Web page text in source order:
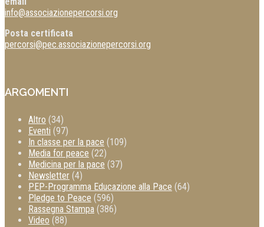
info@associazionepercorsi.org
Posta certificata
percorsi@pec.associazionepercorsi.org
ARGOMENTI
Altro (34)
Eventi (97)
In classe per la pace (109)
Media for peace (22)
Medicina per la pace (37)
Newsletter (4)
PEP-Programma Educazione alla Pace (64)
Pledge to Peace (596)
Rassegna Stampa (386)
Video (88)